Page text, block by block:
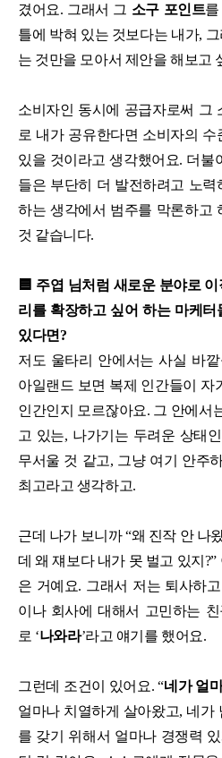
겼어요. 그래서 그 소구 포인트를
틀에 박혀 있는 것보다는 내가,
는 것만을 모아서 제안을 해보고
소비자인 동시에 공급자로써 그
로 내가 공유한다면 소비자의
있을 것이라고 생각했어요. 더불
들은 부단히 더 발전하려고 노
하는 생각에서 범주를 막론하고
것 같습니다.
🟦 주엽 님처럼 새로운 분야로
리를 확장하고 싶어 하는 마케터
있다면?
저도 울타리 안에서는 사실 바
아일랜드 보면 복제 인간들이 자
인간인지 모르잖아요. 그 안에서
고 있는, 나가기는 두려운 상태
무서울 것 같고, 그냥 여기 안주
최고라고 생각하고.
근데 나가 보니까 “왜 진작 안 나
데 왜 쟤보다 내가 못 벌고 있지
은 거예요. 그래서 저는 퇴사하
이나 회사에 대해서 고민하는
로 ‘나와라’라고 얘기를 했어요.
그런데 조건이 있어요. “네가 얼
얼마나 치열하게 살아왔고, 네가
를 갖기 위해서 얼마나 경쟁력